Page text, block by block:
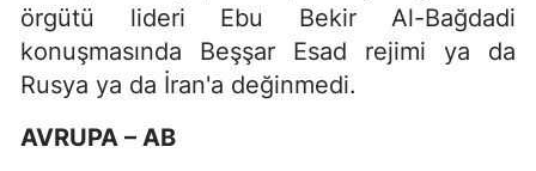
örgütü lideri Ebu Bekir Al-Bağdadi
konuşmasında Beşşar Esad rejimi ya da
Rusya ya da İran'a değinmedi.
AVRUPA – AB